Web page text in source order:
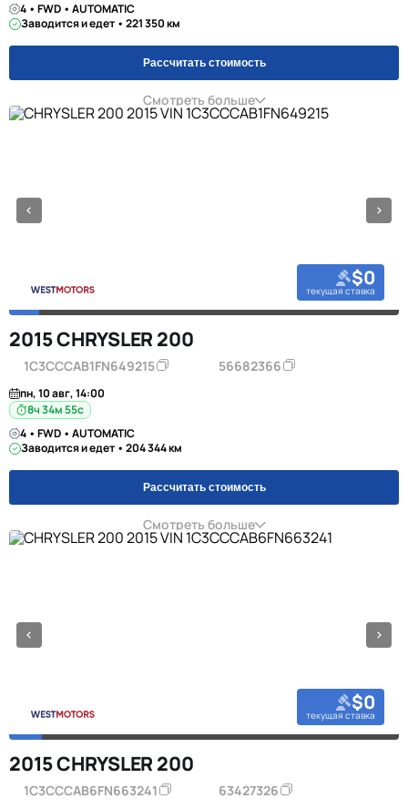
4 • FWD • AUTOMATIC
Заводится и едет • 221 350 км
Рассчитать стоимость
Смотреть больше
$0
текущая ставка
2015 CHRYSLER 200
1C3CCCAB1FN649215 56682366
пн, 10 авг, 14:00
8ч 34м 55с
4 • FWD • AUTOMATIC
Заводится и едет • 204 344 км
Рассчитать стоимость
Смотреть больше
$0
текущая ставка
2015 CHRYSLER 200
1C3CCCAB6FN663241 63427326